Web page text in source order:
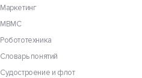
Маркетинг
МВМС
Робототехника
Словарь понятий
Судостроение и флот